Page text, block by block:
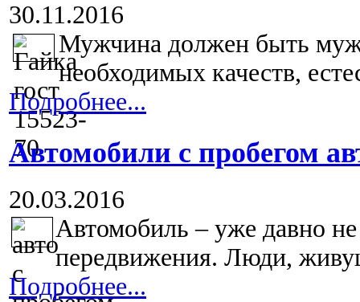
30.11.2016
Мужчина должен быть
необходимых качеств,
Подробнее...
Автомобили с пробегом
20.03.2016
Автомобиль – уже давно
передвижения. Люди,
Подробнее...